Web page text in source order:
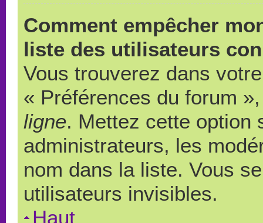
Comment empêcher
liste des utilisateurs
Vous trouverez dans
« Préférences du forum
ligne. Mettez cette option
administrateurs, les
nom dans la liste. Vous
utilisateurs invisibles.
Haut